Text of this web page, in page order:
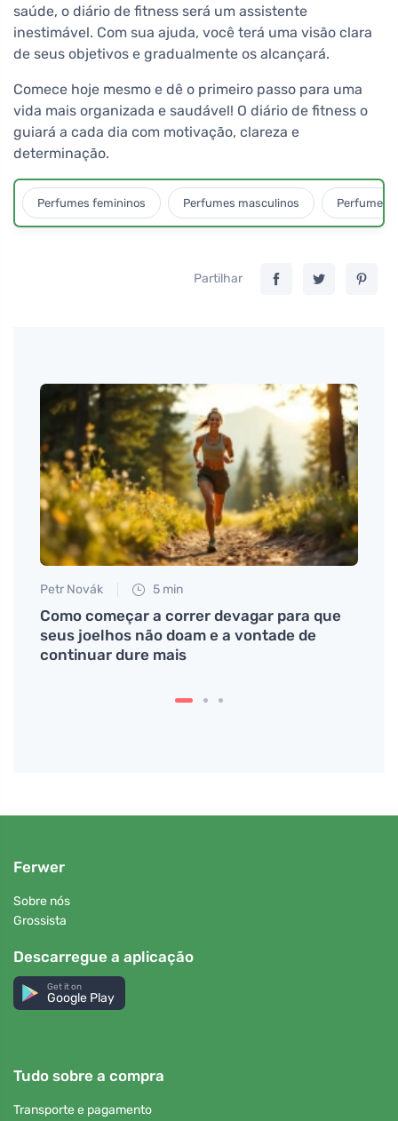
saúde, o diário de fitness será um assistente
inestimável. Com sua ajuda, você terá uma visão clara
de seus objetivos e gradualmente os alcançará.
Comece hoje mesmo e dê o primeiro passo para uma
vida mais organizada e saudável! O diário de fitness o
guiará a cada dia com motivação, clareza e
determinação.
Perfumes femininos Perfumes masculinos Perfumes
Partilhar
Petr Novák 5 min
Como começar a correr devagar para que
seus joelhos não doam e a vontade de
continuar dure mais
Ferwer
Sobre nós
Grossista
Descarregue a aplicação
Get it on
Google Play
Tudo sobre a compra
Transporte e pagamento